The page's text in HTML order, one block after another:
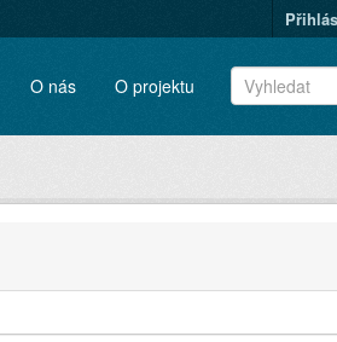
O nás O projektu